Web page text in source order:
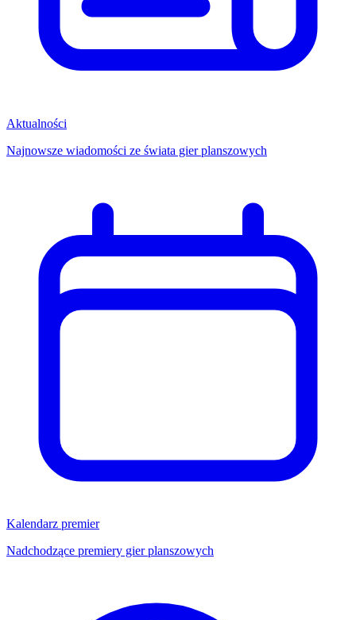
Aktualności
Najnowsze wiadomości ze świata gier planszowych
Kalendarz premier
Nadchodzące premiery gier planszowych